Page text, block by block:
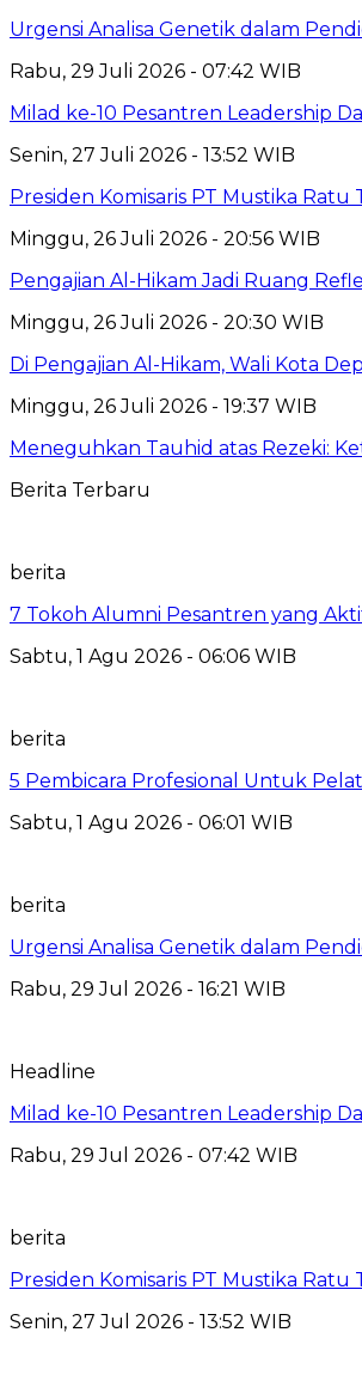
Urgensi Analisa Genetik dalam
Rabu, 29 Juli 2026 - 07:42 WIB
Milad ke-10 Pesantren Leadership
Senin, 27 Juli 2026 - 13:52 WIB
Presiden Komisaris PT Mustika
Minggu, 26 Juli 2026 - 20:56 WIB
Pengajian Al-Hikam Jadi Ruang
Minggu, 26 Juli 2026 - 20:30 WIB
Di Pengajian Al-Hikam, Wali Kota
Minggu, 26 Juli 2026 - 19:37 WIB
Meneguhkan Tauhid atas Rezeki:
Berita Terbaru
berita
7 Tokoh Alumni Pesantren yang
Sabtu, 1 Agu 2026 - 06:06 WIB
berita
5 Pembicara Profesional Untuk
Sabtu, 1 Agu 2026 - 06:01 WIB
berita
Urgensi Analisa Genetik dalam
Rabu, 29 Jul 2026 - 16:21 WIB
Headline
Milad ke-10 Pesantren Leadership
Rabu, 29 Jul 2026 - 07:42 WIB
berita
Presiden Komisaris PT Mustika
Senin, 27 Jul 2026 - 13:52 WIB